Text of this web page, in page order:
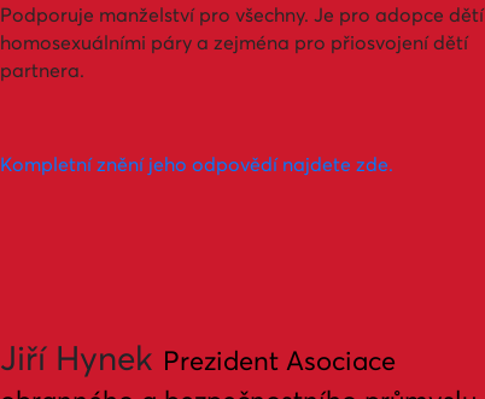
Podporuje manželství pro všechny. Je pro adopce dětí
homosexuálními páry a zejména pro přiosvojení dětí
partnera.
Kompletní znění jeho odpovědí najdete zde.
Jiří Hynek Prezident Asociace